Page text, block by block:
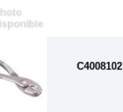
C4008102